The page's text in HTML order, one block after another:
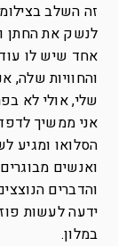
זה השלב
לנשק את החתן
אחד שיש לו
והחוויות שלה,
שלי, אולי לא
אני ממשיך
הסלואו ומגיע
ואנשים
והדברים
ידעה לעשות
במלון.